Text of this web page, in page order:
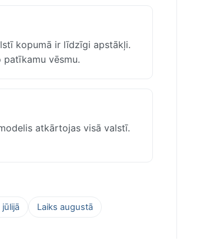
kopumā ir līdzīgi apstākļi.
vēsmu.
atkārtojas visā valstī.
jūlijā
Laiks augustā